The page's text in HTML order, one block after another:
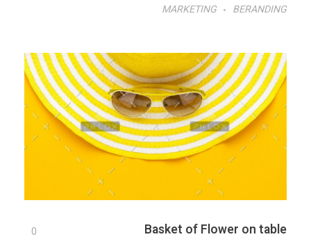
BERANDING
MARKETING
Basket of Flower on table
0